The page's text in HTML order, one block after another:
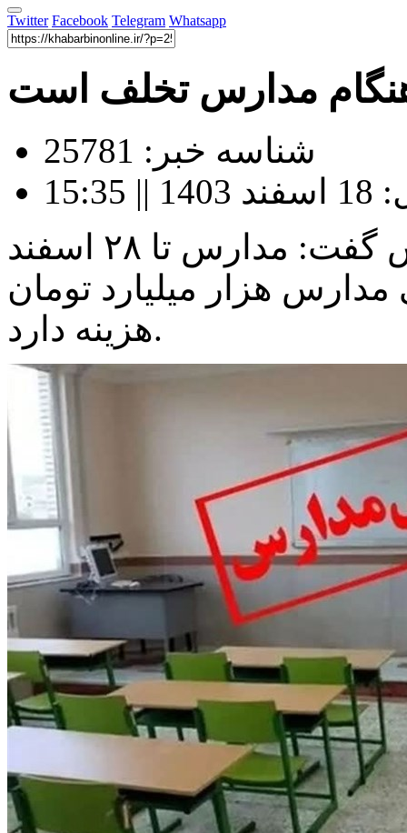
Twitter Facebook Telegram Whatsapp
مدارس تخلف است
شناسه خبر: 25781
سخنگوی وزارت آموزش و پرورش گفت: مدارس تا ۲۸ اسفند
هزار میلیارد تومان
هزینه دارد.